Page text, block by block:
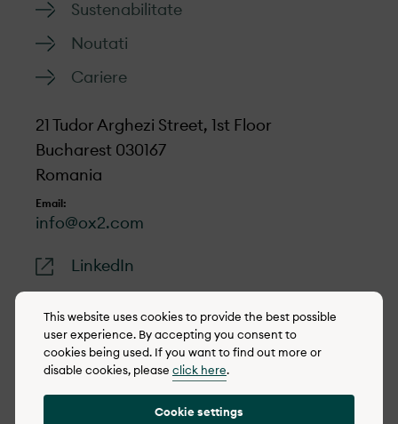
Sustenabilitate
Noutati
Cariere
21 Tudor Arghezi Street, 1st Floor
Bucharest 030167
Romania
Email:
info@ox2.com
LinkedIn
© 2022-2026 OX2
Politica de cookie-uri
This website uses cookies to provide the best possible
user experience. By accepting you consent to
cookies being used. If you want to find out more or
disable cookies, please click here.
Cookie settings